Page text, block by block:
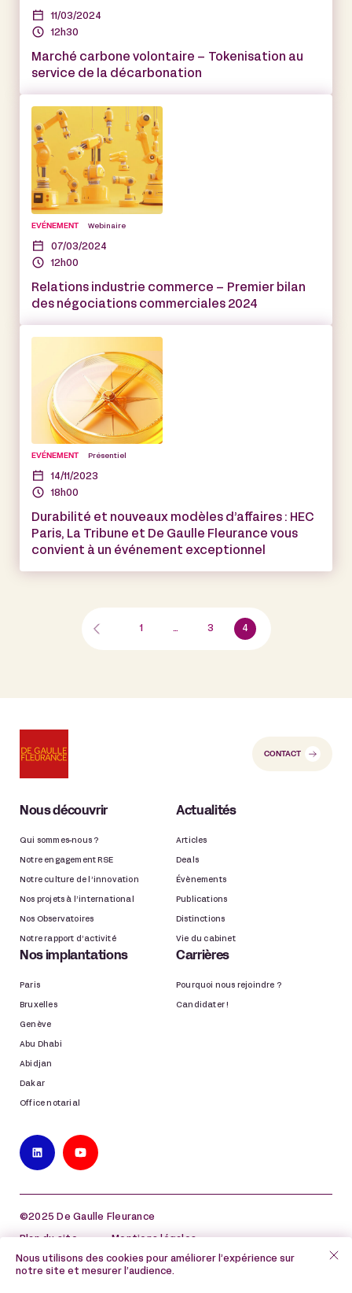
11/03/2024
12h30
Marché carbone volontaire – Tokenisation au
service de la décarbonation
EVÉNEMENT Webinaire
07/03/2024
12h00
Relations industrie commerce – Premier bilan
des négociations commerciales 2024
EVÉNEMENT Présentiel
14/11/2023
18h00
Durabilité et nouveaux modèles d’affaires : HEC
Paris, La Tribune et De Gaulle Fleurance vous
convient à un événement exceptionnel
1 … 3 4
CONTACT
Nous découvrir
Qui sommes-nous ?
Notre engagement RSE
Notre culture de l’innovation
Nos projets à l’international
Nos Observatoires
Notre rapport d’activité
Actualités
Articles
Deals
Évènements
Publications
Distinctions
Vie du cabinet
Nos implantations
Paris
Bruxelles
Genève
Abu Dhabi
Abidjan
Dakar
Office notarial
Carrières
Pourquoi nous rejoindre ?
Candidater !
©2025 De Gaulle Fleurance
Plan du site Mentions légales
Politique de protection des données à caractère
personnel
Nous utilisons des cookies pour améliorer l’expérience sur
notre site et mesurer l’audience.